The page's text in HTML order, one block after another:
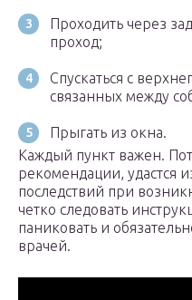
Проходить через
проход;
Спускаться с
связанных между
Прыгать из окна.
Каждый пункт важен.
рекомендации, удастся
последствий при
четко следовать
паниковать и
врачей.